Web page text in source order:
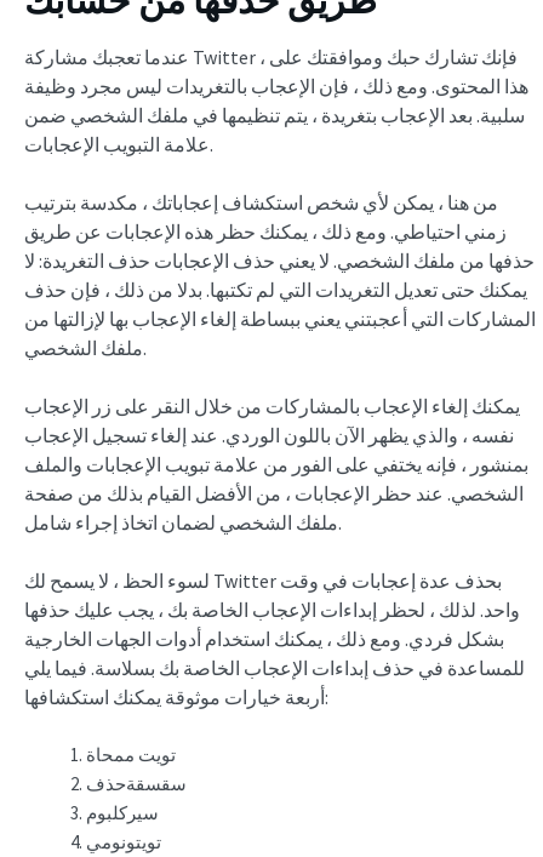
عندما تعجبك مشاركة Twitter ، فإنك تشارك حبك وموافقتك على
هذا المحتوى. ومع ذلك ، فإن الإعجاب بالتغريدات ليس مجرد وظيفة
سلبية. بعد الإعجاب بتغريدة ، يتم تنظيمها في ملفك الشخصي ضمن
علامة التبويب الإعجابات.
من هنا ، يمكن لأي شخص استكشاف إعجاباتك ، مكدسة بترتيب
زمني احتياطي. ومع ذلك ، يمكنك حظر هذه الإعجابات عن طريق
حذفها من ملفك الشخصي. لا يعني حذف الإعجابات حذف التغريدة: لا
يمكنك حتى تعديل التغريدات التي لم تكتبها. بدلا من ذلك ، فإن حذف
المشاركات التي أعجبتني يعني ببساطة إلغاء الإعجاب بها لإزالتها من
ملفك الشخصي.
يمكنك إلغاء الإعجاب بالمشاركات من خلال النقر على زر الإعجاب
نفسه ، والذي يظهر الآن باللون الوردي. عند إلغاء تسجيل الإعجاب
بمنشور ، فإنه يختفي على الفور من علامة تبويب الإعجابات والملف
الشخصي. عند حظر الإعجابات ، من الأفضل القيام بذلك من صفحة
ملفك الشخصي لضمان اتخاذ إجراء شامل.
لسوء الحظ ، لا يسمح لك Twitter بحذف عدة إعجابات في وقت
واحد. لذلك ، لحظر إبداءات الإعجاب الخاصة بك ، يجب عليك حذفها
بشكل فردي. ومع ذلك ، يمكنك استخدام أدوات الجهات الخارجية
للمساعدة في حذف إبداءات الإعجاب الخاصة بك بسلاسة. فيما يلي
أربعة خيارات موثوقة يمكنك استكشافها:
تويت ممحاة
سقسقةحذف
سيركلبوم
تويتونومي